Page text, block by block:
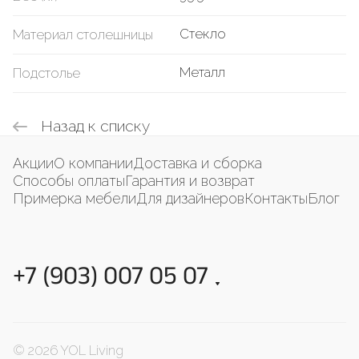
Материал столешницы Стекло
Подстолье Металл
Назад к списку
АкцииО компанииДоставка и сборка
Способы оплатыГарантия и возврат
Примерка мебелиДля дизайнеровКонтактыБлог
+7 (903) 007 05 07
© 2026 YOL Living